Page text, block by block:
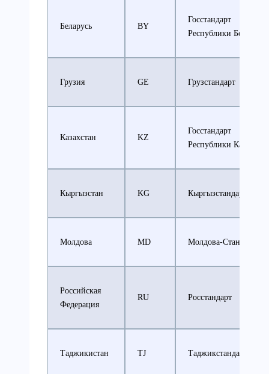
Беларусь BY
Госстандарт
Республики Беларусь
Грузия GE Грузстандарт
Казахстан KZ
Госстандарт
Республики Казахстан
Кыргызстан KG Кыргызстандарт
Молдова MD Молдова-Стандарт
Российская
Федерация
RU Росстандарт
Таджикистан TJ Таджикстандарт